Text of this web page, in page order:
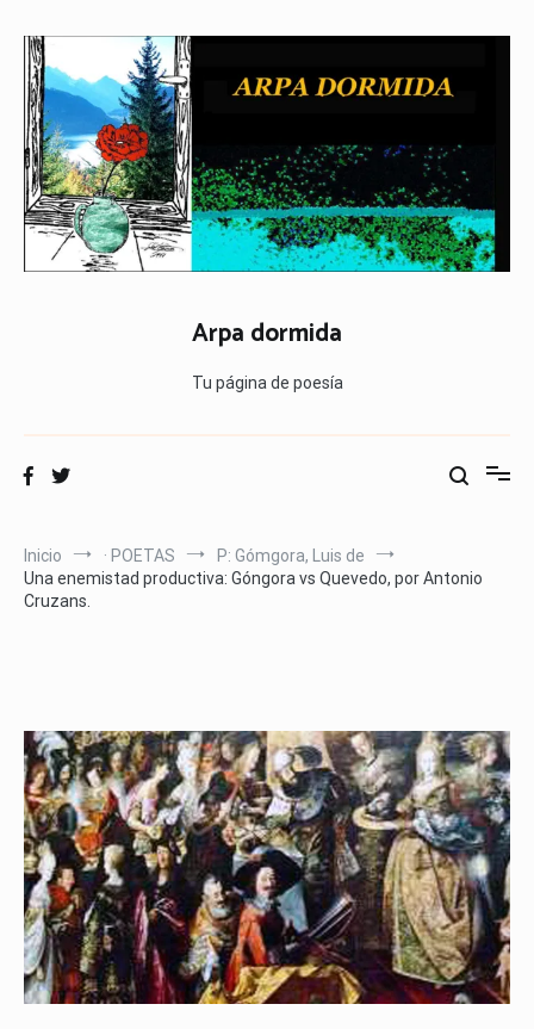
contenido
Arpa dormida
Tu página de poesía
Inicio · POETAS
P: Gómgora, Luis de
Una enemistad productiva: Góngora vs Quevedo, por Antonio
Cruzans.